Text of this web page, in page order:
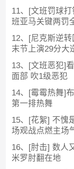
11、[文班罚球
班亚马关键两罚
12、[尼克斯逆
末节上演29分大
13、[文班恶犯]
面部 吹1级恶犯
14、[霉霉热舞]
第一排热舞
15、[花絮] 不愧
场观战点燃主场
16、[肘击] 数人
米罗肘翻在地